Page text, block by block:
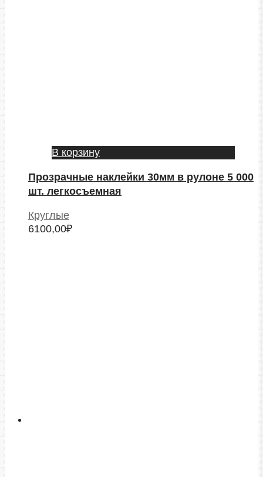
В корзину
Прозрачные наклейки 30мм в рулоне 5 000
шт. легкосъемная
Круглые
6100,00₽